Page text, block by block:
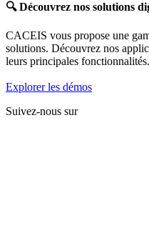
🔍Découvrez nos solutions
CACEIS vous propose une
solutions. Découvrez nos
leurs principales fonctionnalités.
Explorer les démos
Suivez-nous sur